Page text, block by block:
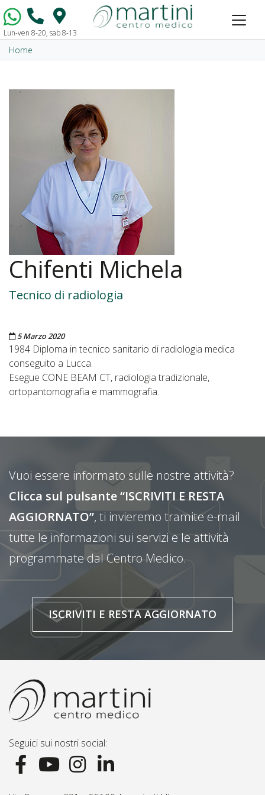
Vai al contenuto
Lun-ven 8-20, sab 8-13
Home
Chifenti Michela
Tecnico di radiologia
Pubblicato il
5 Marzo 2020
1984 Diploma in tecnico sanitario di radiologia medica
conseguito a Lucca.
Esegue CONE BEAM CT, radiologia tradizionale,
ortopantomografia e mammografia.
Vuoi essere informato sulle nostre attività?
Clicca sul pulsante “ISCRIVITI E RESTA
AGGIORNATO”, ti invieremo tramite e-mail
tutte le informazioni sui servizi e le attività
programmate dal Centro Medico.
ISCRIVITI E RESTA AGGIORNATO
Seguici sui nostri social: